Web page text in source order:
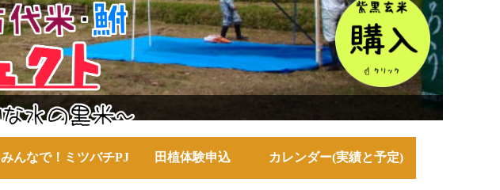
みんなで！ミツバチPJ 田植体験申込 カレンダー(実績と予定)